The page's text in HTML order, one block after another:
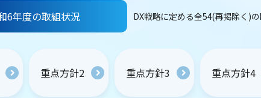
6年度の取組状況 DX戦略に定める全54(再掲除く)
重点方針2 重点方針3 重点方針4